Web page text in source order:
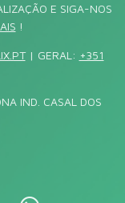
E SIGA-NOS
!
| GERAL: +351
IND. CASAL DOS